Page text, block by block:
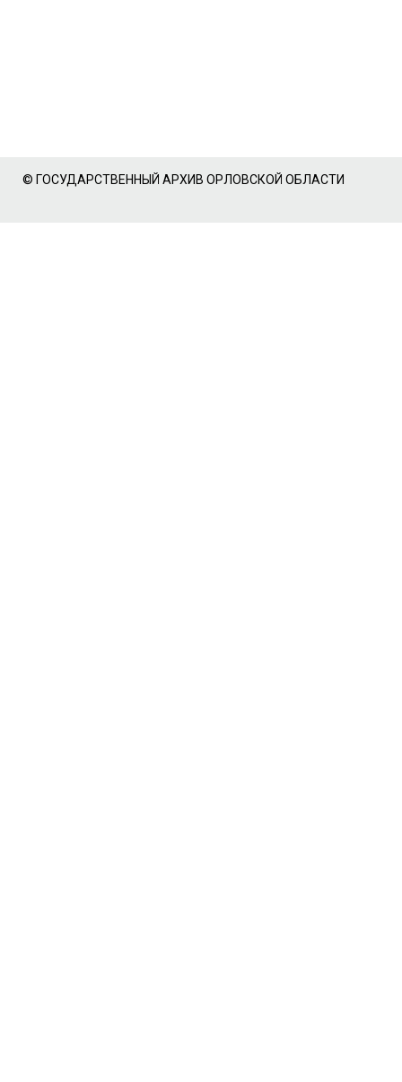
© ГОСУДАРСТВЕННЫЙ АРХИВ ОРЛОВСКОЙ ОБЛАСТИ